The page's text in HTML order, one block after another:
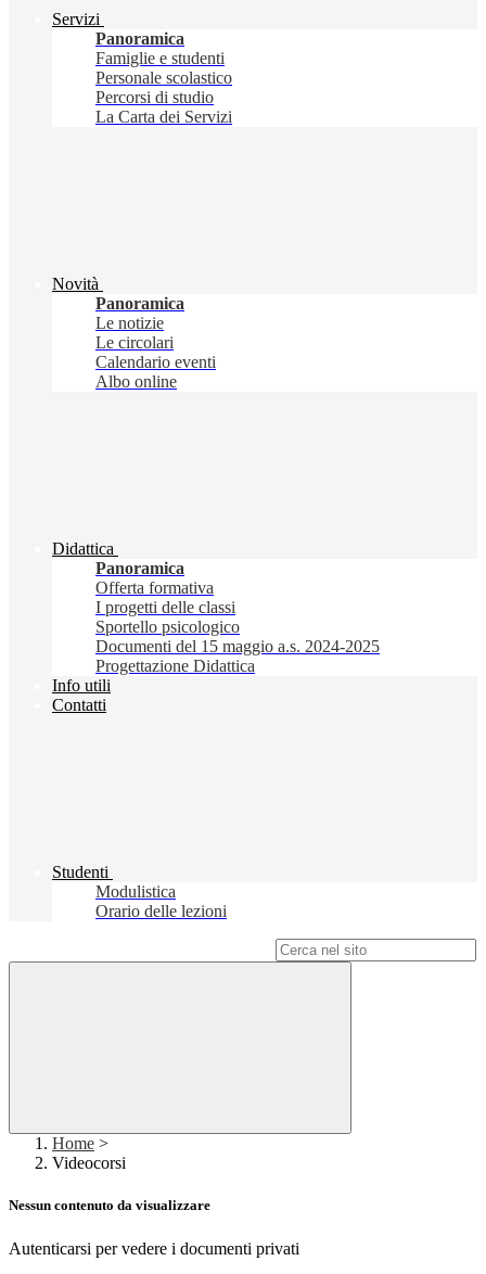
Servizi
Panoramica
Famiglie e studenti
Personale scolastico
Percorsi di studio
La Carta dei Servizi
Novità
Panoramica
Le notizie
Le circolari
Calendario eventi
Albo online
Didattica
Panoramica
Offerta formativa
I progetti delle classi
Sportello psicologico
Documenti del 15 maggio a.s. 2024-2025
Progettazione Didattica
Info utili
Contatti
Studenti
Modulistica
Orario delle lezioni
Home >
Videocorsi
Nessun contenuto da visualizzare
Autenticarsi per vedere i documenti privati